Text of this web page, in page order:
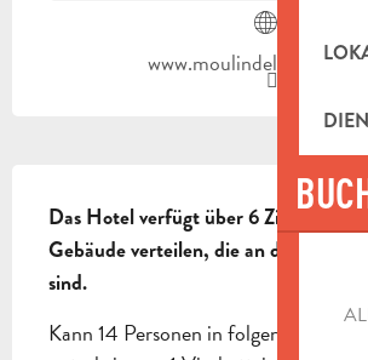
Das Hotel verfügt über 6 Zimmer, die
Gebäude verteilen, die an das
sind.
Kann 14 Personen in folgender